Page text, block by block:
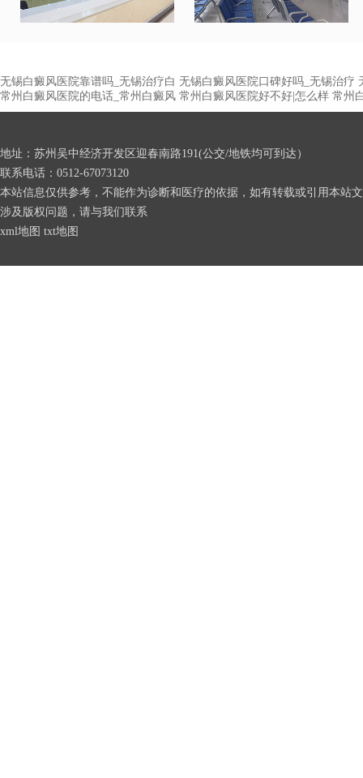
无锡白癜风医院靠谱吗_无锡治疗白 无锡白癜风医院口碑好吗_无锡治疗
常州白癜风医院的电话_常州白癜风 常州白癜风医院好不好|怎么样 常州
地址：苏州吴中经济开发区迎春南路191(公交/地铁均可到达）
联系电话：0512-67073120
本站信息仅供参考，不能作为诊断和医疗的依据，如有转载或引用本站
涉及版权问题，请与我们联系
xml地图 txt地图